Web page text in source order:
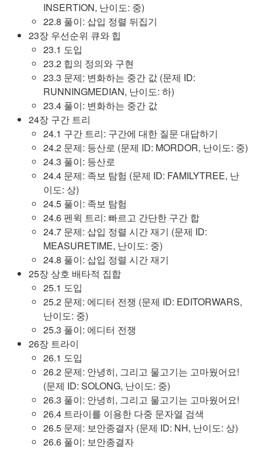
INSERTION, 난이도: 중)
22.8 풀이: 삽입 정렬 뒤집기
23장 우선순위 큐와 힙
23.1 도입
23.2 힙의 정의와 구현
23.3 문제: 변화하는 중간 값 (문제 ID:
RUNNINGMEDIAN, 난이도: 하)
23.4 풀이: 변화하는 중간 값
24장 구간 트리
24.1 구간 트리: 구간에 대한 질문 대답하기
24.2 문제: 등산로 (문제 ID: MORDOR, 난이도: 중)
24.3 풀이: 등산로
24.4 문제: 족보 탐험 (문제 ID: FAMILYTREE, 난
이도: 상)
24.5 풀이: 족보 탐험
24.6 펜윅 트리: 빠르고 간단한 구간 합
24.7 문제: 삽입 정렬 시간 재기 (문제 ID:
MEASURETIME, 난이도: 중)
24.8 풀이: 삽입 정렬 시간 재기
25장 상호 배타적 집합
25.1 도입
25.2 문제: 에디터 전쟁 (문제 ID: EDITORWARS,
난이도: 중)
25.3 풀이: 에디터 전쟁
26장 트라이
26.1 도입
26.2 문제: 안녕히, 그리고 물고기는 고마웠어요!
(문제 ID: SOLONG, 난이도: 중)
26.3 풀이: 안녕히, 그리고 물고기는 고마웠어요!
26.4 트라이를 이용한 다중 문자열 검색
26.5 문제: 보안종결자 (문제 ID: NH, 난이도: 상)
26.6 풀이: 보안종결자